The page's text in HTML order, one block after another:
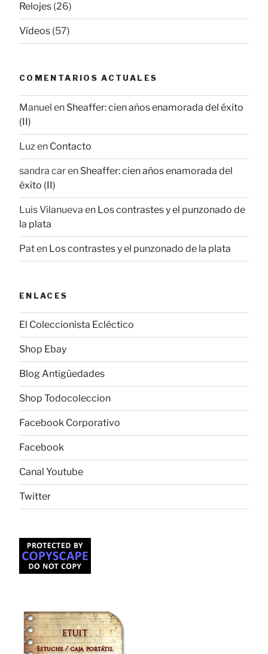
Relojes (26)
Vídeos (57)
COMENTARIOS ACTUALES
Manuel en Sheaffer: cien años enamorada del éxito
(II)
Luz en Contacto
sandra caren Sheaffer: cien años enamorada del
éxito (II)
Luis Vilanueva en Los contrastes y el punzonado de
la plata
Paten Los contrastes y el punzonado de la plata
ENLACES
El Coleccionista Ecléctico
Shop Ebay
Blog Antigüedades
Shop Todocoleccion
Facebook Corporativo
Facebook
Canal Youtube
Twitter